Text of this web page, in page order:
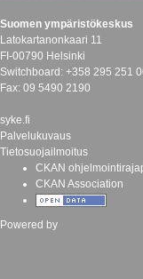
Suomen ympäristökeskus
Latokartanonkaari 11
FI-00790 Helsinki
Switchboard: +358 295 251
Fax: 09 5490 2190
syke.fi
Palvelukuvaus
Tietosuojailmoitus
CKAN
CKAN Association
Powered by